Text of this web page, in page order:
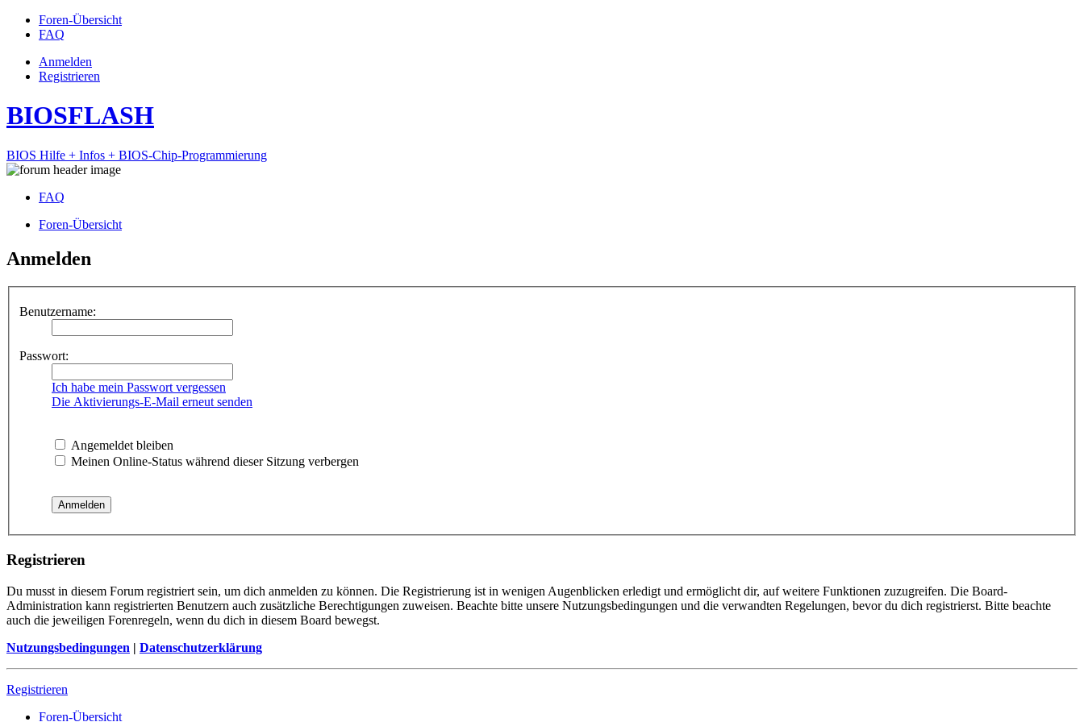
Foren-Übersicht
FAQ
Anmelden
Registrieren
BIOSFLASH
BIOS Hilfe + Infos + BIOS-Chip-Programmierung
FAQ
Foren-Übersicht
Anmelden
Benutzername:
Passwort:
Ich habe mein Passwort vergessen
Die Aktivierungs-E-Mail erneut senden
Angemeldet bleiben
Meinen Online-Status während dieser Sitzung verbergen
Registrieren
Du musst in diesem Forum registriert sein, um dich anmelden zu können. Die Registrierung ist in wenigen Augenblicken erledigt und ermöglicht dir, auf weitere Funktionen zuzugreifen. Die Board-
Administration kann registrierten Benutzern auch zusätzliche Berechtigungen zuweisen. Beachte bitte unsere Nutzungsbedingungen und die verwandten Regelungen, bevor du dich registrierst. Bitte beachte
auch die jeweiligen Forenregeln, wenn du dich in diesem Board bewegst.
Nutzungsbedingungen | Datenschutzerklärung
Registrieren
Foren-Übersicht